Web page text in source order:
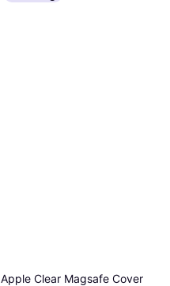
Apple Clear Magsafe Cover